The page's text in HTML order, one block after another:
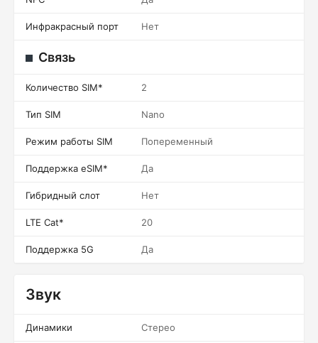
Инфракрасный порт Нет
Связь
Количество SIM* 2
Тип SIM Nano
Режим работы SIM Попеременный
Поддержка eSIM* Да
Гибридный слот Нет
LTE Cat* 20
Поддержка 5G Да
Звук
Динамики Стерео